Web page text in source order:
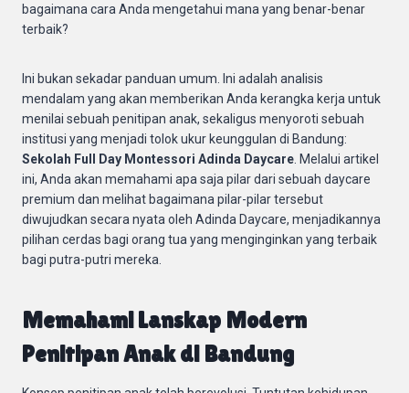
bagaimana cara Anda mengetahui mana yang benar-benar
terbaik?
Ini bukan sekadar panduan umum. Ini adalah analisis
mendalam yang akan memberikan Anda kerangka kerja untuk
menilai sebuah penitipan anak, sekaligus menyoroti sebuah
institusi yang menjadi tolok ukur keunggulan di Bandung:
Sekolah Full Day Montessori Adinda Daycare . Melalui artikel
ini, Anda akan memahami apa saja pilar dari sebuah daycare
premium dan melihat bagaimana pilar-pilar tersebut
diwujudkan secara nyata oleh Adinda Daycare, menjadikannya
pilihan cerdas bagi orang tua yang menginginkan yang terbaik
bagi putra-putri mereka.
Memahami Lanskap Modern
Penitipan Anak di Bandung